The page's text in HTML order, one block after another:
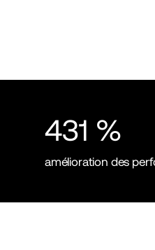
431 %
amélioration des